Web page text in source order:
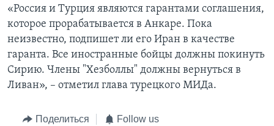
«Россия и Турция являются гарантами соглашения,
которое прорабатывается в Анкаре. Пока
неизвестно, подпишет ли его Иран в качестве
гаранта. Все иностранные бойцы должны покинуть
Сирию. Члены "Хезболлы" должны вернуться в
Ливан», – отметил глава турецкого МИДа.
Поделиться Follow us